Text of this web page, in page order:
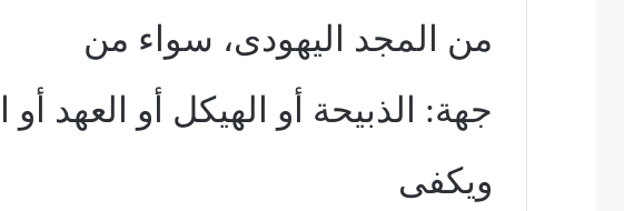
من المجد اليهودى، سواء من
جهة: الذبيحة أو الهيكل أو العهد
ويكفى